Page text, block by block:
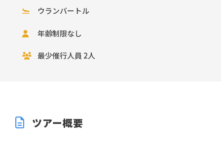
ウランバートル
年齢制限なし
最少催行人員 2人
ツアー概要